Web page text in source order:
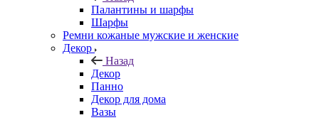
Палантины и шарфы
Шарфы
Ремни кожаные мужские и женские
Декор
Назад
Декор
Панно
Декор для дома
Вазы